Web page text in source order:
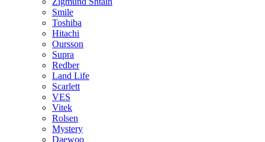
Smile
Toshiba
Hitachi
Oursson
Supra
Redber
Land Life
Scarlett
VES
Vitek
Rolsen
Mystery
Daewoo